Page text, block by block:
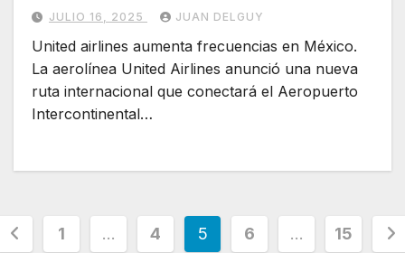
JULIO 16, 2025 JUAN DELGUY
United airlines aumenta frecuencias en México.
La aerolínea United Airlines anunció una nueva
ruta internacional que conectará el Aeropuerto
Intercontinental…
1 … 4 5 6 … 15